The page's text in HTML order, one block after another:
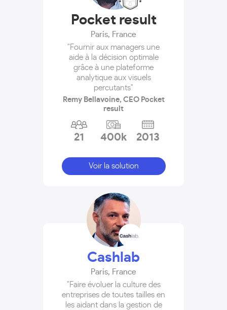
Pocket result
Paris, France
"Fournir aux managers une
aide à la décision optimale
grâce à une plateforme
analytique aux visuels
percutants"
Remy Bellavoine, CEO Pocket
result
21 400k 2013
Voir la solution
Cashlab
Paris, France
"Faire évoluer la culture des
entreprises de toutes tailles en
les aidant dans la gestion de